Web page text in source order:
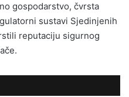
gospodarstvo, čvrsta
sustavi Sjedinjenih
reputaciju sigurnog